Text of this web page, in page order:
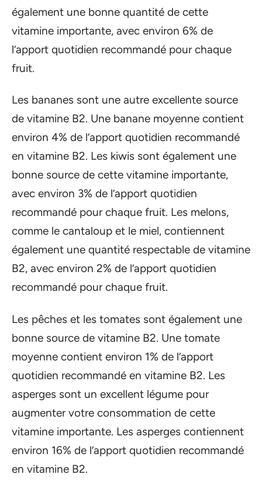
également une bonne quantité de cette
vitamine importante, avec environ 6% de
l’apport quotidien recommandé pour chaque
fruit.
Les bananes sont une autre excellente source
de vitamine B2. Une banane moyenne contient
environ 4% de l’apport quotidien recommandé
en vitamine B2. Les kiwis sont également une
bonne source de cette vitamine importante,
avec environ 3% de l’apport quotidien
recommandé pour chaque fruit. Les melons,
comme le cantaloup et le miel, contiennent
également une quantité respectable de vitamine
B2, avec environ 2% de l’apport quotidien
recommandé pour chaque fruit.
Les pêches et les tomates sont également une
bonne source de vitamine B2. Une tomate
moyenne contient environ 1% de l’apport
quotidien recommandé en vitamine B2. Les
asperges sont un excellent légume pour
augmenter votre consommation de cette
vitamine importante. Les asperges contiennent
environ 16% de l’apport quotidien recommandé
en vitamine B2.